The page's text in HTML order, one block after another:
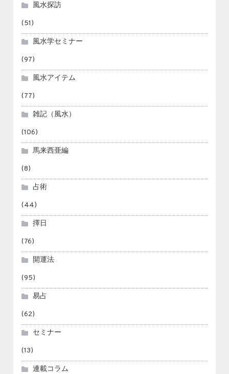
風水探訪
(51)
風水学セミナー
(97)
風水アイテム
(77)
雑記（風水）
(106)
馬来西亜編
(8)
占術
(44)
擇日
(76)
開運法
(95)
易占
(62)
セミナー
(13)
連載コラム